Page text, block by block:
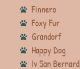
Finnero
Foxy Fur
Grandorf
Happy Dog
Iv San Bernard